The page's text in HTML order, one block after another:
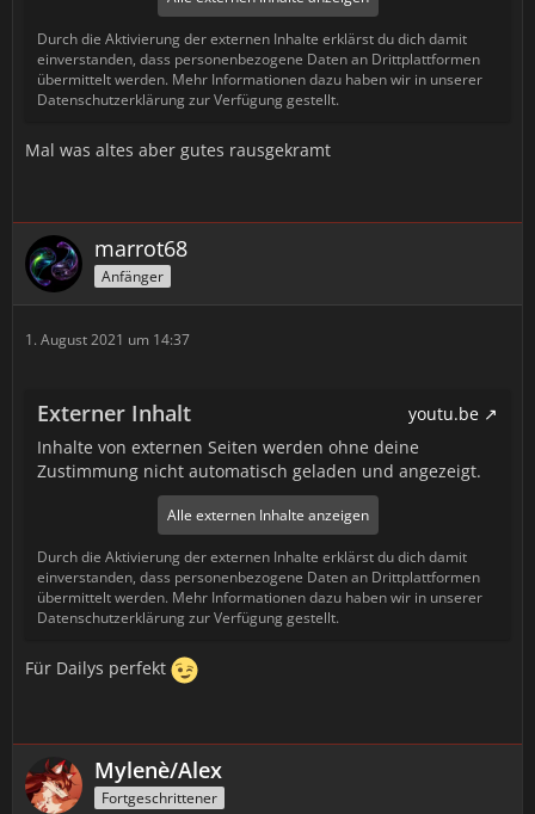
Durch die Aktivierung der externen Inhalte erklärst du dich damit
einverstanden, dass personenbezogene Daten an Drittplattformen
übermittelt werden. Mehr Informationen dazu haben wir in unserer
Datenschutzerklärung zur Verfügung gestellt.
Mal was altes aber gutes rausgekramt
marrot68
Anfänger
1. August 2021 um 14:37
Externer Inhalt
youtu.be
Inhalte von externen Seiten werden ohne deine
Zustimmung nicht automatisch geladen und angezeigt.
Alle externen Inhalte anzeigen
Durch die Aktivierung der externen Inhalte erklärst du dich damit
einverstanden, dass personenbezogene Daten an Drittplattformen
übermittelt werden. Mehr Informationen dazu haben wir in unserer
Datenschutzerklärung zur Verfügung gestellt.
Für Dailys perfekt
Mylenè/Alex
Fortgeschrittener